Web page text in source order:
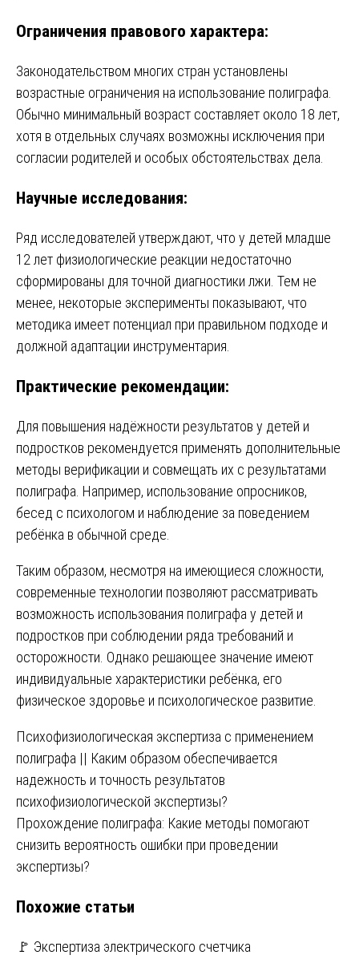
Ограничения правового характера:
Законодательством многих стран установлены
возрастные ограничения на использование полиграфа.
Обычно минимальный возраст составляет около 18 лет,
хотя в отдельных случаях возможны исключения при
согласии родителей и особых обстоятельствах дела.
Научные исследования:
Ряд исследователей утверждают, что у детей младше
12 лет физиологические реакции недостаточно
сформированы для точной диагностики лжи. Тем не
менее, некоторые эксперименты показывают, что
методика имеет потенциал при правильном подходе и
должной адаптации инструментария.
Практические рекомендации:
Для повышения надёжности результатов у детей и
подростков рекомендуется применять дополнительные
методы верификации и совмещать их с результатами
полиграфа. Например, использование опросников,
бесед с психологом и наблюдение за поведением
ребёнка в обычной среде.
Таким образом, несмотря на имеющиеся сложности,
современные технологии позволяют рассматривать
возможность использования полиграфа у детей и
подростков при соблюдении ряда требований и
осторожности. Однако решающее значение имеют
индивидуальные характеристики ребёнка, его
физическое здоровье и психологическое развитие.
Навигация
по
записям
Психофизиологическая экспертиза с применением
полиграфа || Каким образом обеспечивается
надежность и точность результатов
психофизиологической экспертизы?
Прохождение полиграфа: Какие методы помогают
снизить вероятность ошибки при проведении
экспертизы?
Похожие статьи
🚩 Экспертиза электрического счетчика